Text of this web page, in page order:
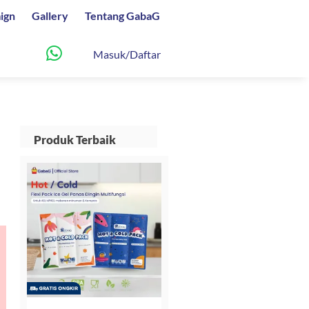
Gallery Tentang GabaG
Masuk/Daftar
Produk Terbaik